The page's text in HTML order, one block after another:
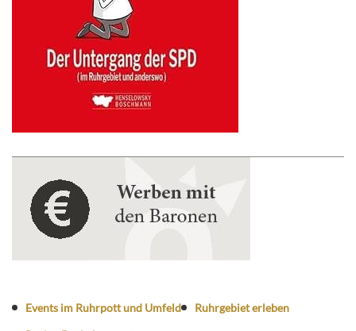
Events im Ruhrpott und Umfeld
Ruhrgebiet erleben